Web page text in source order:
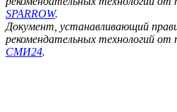
SPARROW.
Документ, устанавливающий
рекомендательных технологий
СМИ24.